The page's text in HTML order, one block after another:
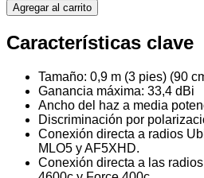
Agregar al carrito
Características clave
Tamaño: 0,9 m (3 pies) (90
Ganancia máxima: 33,4 dBi
Ancho del haz a media
Discriminación por
Conexión directa a radios
MLO5 y AF5XHD.
Conexión directa a las